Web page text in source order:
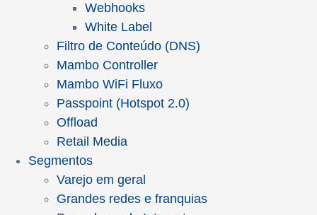
Webhooks
White Label
Filtro de Conteúdo (DNS)
Mambo Controller
Mambo WiFi Fluxo
Passpoint (Hotspot 2.0)
Offload
Retail Media
Segmentos
Varejo em geral
Grandes redes e franquias